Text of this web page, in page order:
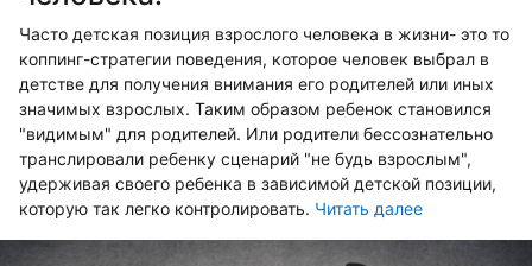
Часто детская позиция взрослого человека в жизни- это то
коппинг-стратегии поведения, которое человек выбрал в
детстве для получения внимания его родителей или иных
значимых взрослых. Таким образом ребенок становился
"видимым" для родителей. Или родители бессознательно
транслировали ребенку сценарий "не будь взрослым",
удерживая своего ребенка в зависимой детской позиции,
которую так легко контролировать. Читать далее